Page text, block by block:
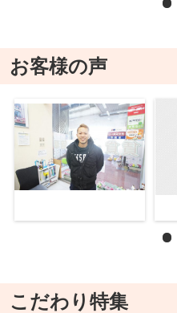
お客様の声
こだわり特集